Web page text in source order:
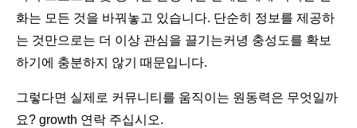
화는 모든 것을 바꿔놓고 있습니다. 단순히 정보를 제공하
는 것만으로는 더 이상 관심을 끌기는커녕 충성도를 확보
하기에 충분하지 않기 때문입니다.
그렇다면 실제로 커뮤니티를 움직이는 원동력은 무엇일까
요? growth 연락 주십시오.